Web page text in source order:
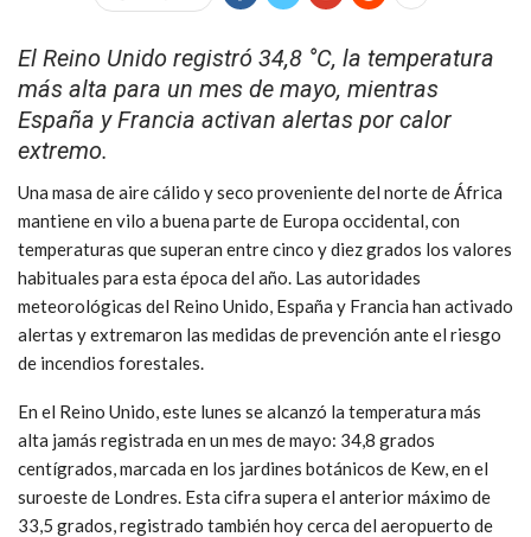
El Reino Unido registró 34,8 °C, la temperatura
más alta para un mes de mayo, mientras
España y Francia activan alertas por calor
extremo.
Una masa de aire cálido y seco proveniente del norte de África
mantiene en vilo a buena parte de Europa occidental, con
temperaturas que superan entre cinco y diez grados los valores
habituales para esta época del año. Las autoridades
meteorológicas del Reino Unido, España y Francia han activado
alertas y extremaron las medidas de prevención ante el riesgo
de incendios forestales.
En el Reino Unido, este lunes se alcanzó la temperatura más
alta jamás registrada en un mes de mayo: 34,8 grados
centígrados, marcada en los jardines botánicos de Kew, en el
suroeste de Londres. Esta cifra supera el anterior máximo de
33,5 grados, registrado también hoy cerca del aeropuerto de